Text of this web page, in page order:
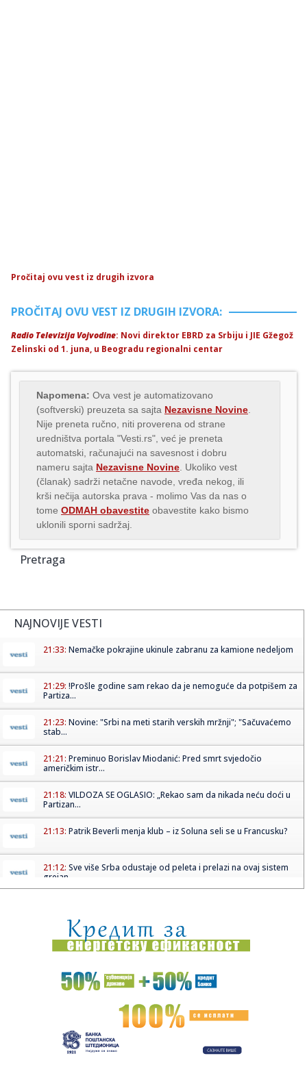
Pročitaj ovu vest iz drugih izvora
PROČITAJ OVU VEST IZ DRUGIH IZVORA:
Radio Televizija Vojvodine: Novi direktor EBRD za Srbiju i JIE Gžegož
Zelinski od 1. juna, u Beogradu regionalni centar
Napomena: Ova vest je automatizovano
(softverski) preuzeta sa sajta Nezavisne Novine
Nije preneta ručno, niti proverena od strane
uredništva portala "Vesti.rs", već je preneta
automatski, računajući na savesnost i dobru
nameru sajta Nezavisne Novine . Ukoliko vest
(članak) sadrži netačne navode, vređa nekog, ili
krši nečija autorska prava - molimo Vas da nas o
tome ODMAH obavestite obavestite kako bismo
uklonili sporni sadržaj.
Pretraga
NAJNOVIJE VESTI
21:33: Nemačke pokrajine ukinule zabranu za kamione nedeljom
21:29: !Prošle godine sam rekao da je nemoguće da potpišem za
Partiza...
21:23: Novine: "Srbi na meti starih verskih mržnji"; "Sačuvaćemo
stab...
21:21: Preminuo Borislav Miodanić: Pred smrt svjedočio
američkim istr...
21:18: VILDOZA SE OGLASIO: „Rekao sam da nikada neću doći u
Partizan...
21:13: Patrik Beverli menja klub – iz Soluna seli se u Francusku?
21:12: Sve više Srba odustaje od peleta i prelazi na ovaj sistem
grejan...
21:07:Vojska je upala
21:01:Ova frizura je idealna za letnje vrućine i ne pomera se ceo
Orlići izgubili na samom kraju: Novi poraz kadeta, ovaj je
20:57:Prvi korak ka "islamskom NATO-u"? Da li je odbrambeni